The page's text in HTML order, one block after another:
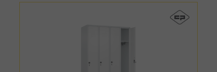
Niveauausgleichsschrauben- pro Abteil 1 Schloss-
Füße und Sockel in RAL 7035 wenn Korpus in RAL
festverschweißter Hutboden und Kleiderstange mit